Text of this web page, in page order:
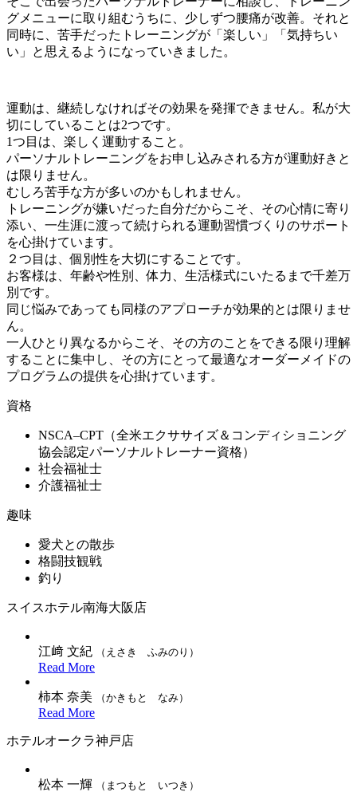
グメニューに取り組むうちに、少しずつ腰痛が改善。それと
同時に、苦手だったトレーニングが「楽しい」「気持ちい
い」と思えるようになっていきました。
運動は、継続しなければその効果を発揮できません。私が大
切にしていることは2つです。
1つ目は、楽しく運動すること。
パーソナルトレーニングをお申し込みされる方が運動好きと
は限りません。
むしろ苦手な方が多いのかもしれません。
トレーニングが嫌いだった自分だからこそ、その心情に寄り
添い、一生涯に渡って続けられる運動習慣づくりのサポート
を心掛けています。
２つ目は、個別性を大切にすることです。
お客様は、年齢や性別、体力、生活様式にいたるまで千差万
別です。
同じ悩みであっても同様のアプローチが効果的とは限りませ
ん。
一人ひとり異なるからこそ、その方のことをできる限り理解
することに集中し、その方にとって最適なオーダーメイドの
プログラムの提供を心掛けています。
資格
NSCA–CPT（全米エクササイズ＆コンディショニング
協会認定パーソナルトレーナー資格）
社会福祉士
介護福祉士
趣味
愛犬との散歩
格闘技観戦
釣り
スイスホテル南海大阪店
江﨑 文紀 （えさき ふみのり）
Read More
柿本 奈美 （かきもと なみ）
Read More
ホテルオークラ神戸店
松本 一輝 （まつもと いつき）